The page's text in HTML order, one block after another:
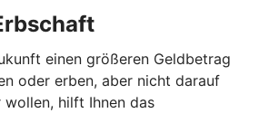
einen größeren Geldbetrag
oder erben, aber nicht darauf
hilft Ihnen das